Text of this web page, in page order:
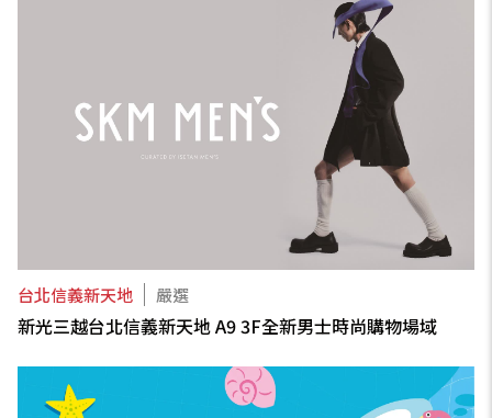
台北信義新天地 嚴選
新光三越台北信義新天地 A9 3F全新男士時尚購物場域